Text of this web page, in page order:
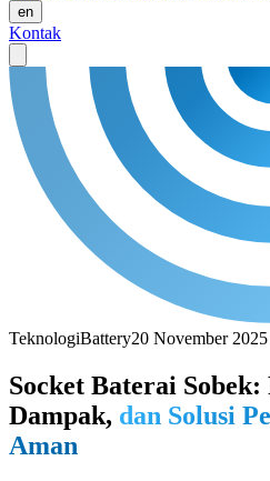
en
Kontak
TeknologiBattery20 November 2025
Socket Baterai Sobek:
Dampak, dan Solusi
Aman